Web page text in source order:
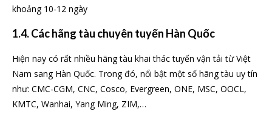
khoảng 10-12 ngày
1.4. Các hãng tàu chuyên tuyến Hàn Quốc
Hiện nay có rất nhiều hãng tàu khai thác tuyến vận tải từ Việt
Nam sang Hàn Quốc. Trong đó, nổi bật một số hãng tàu uy tín
như: CMC-CGM, CNC, Cosco, Evergreen, ONE, MSC, OOCL,
KMTC, Wanhai, Yang Ming, ZIM,…